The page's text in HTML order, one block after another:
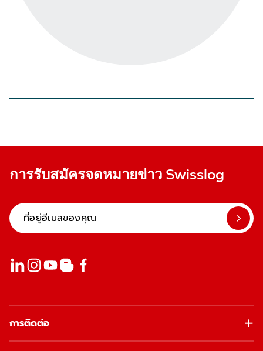
การรับสมัครจดหมายข่าว Swisslog
การติดต่อ